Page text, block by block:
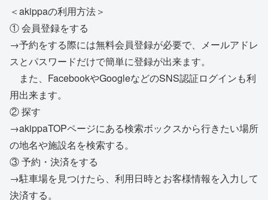
＜akippaの利用方法＞
① 会員登録をする
→予約をする際には無料会員登録が必要で、メールアドレ
スとパスワードだけで簡単に登録が出来ます。
また、FacebookやGoogleなどのSNS認証ログインも利
用出来ます。
② 探す
→akippaTOPページにある検索ボックスから行きたい場所
の地名や施設名を検索する。
③ 予約・決済をする
→駐車場を見つけたら、利用日時とお客様情報を入力して
決済する。